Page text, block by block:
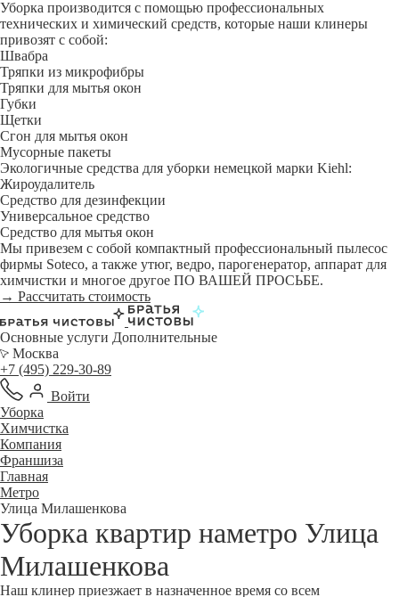
Уборка производится с помощью профессиональных
технических и химический средств, которые наши клинеры
привозят с собой:
Швабра
Тряпки из микрофибры
Тряпки для мытья окон
Губки
Щетки
Сгон для мытья окон
Мусорные пакеты
Экологичные средства для уборки немецкой марки Kiehl:
Жироудалитель
Средство для дезинфекции
Универсальное средство
Средство для мытья окон
Мы привезем с собой компактный профессиональный пылесос
фирмы Soteco, а также утюг, ведро, парогенератор, аппарат для
химчистки и многое другое ПО ВАШЕЙ ПРОСЬБЕ.
→ Рассчитать стоимость
Основные услуги Дополнительные
Москва
+7 (495) 229-30-89
Войти
Уборка
Химчистка
Компания
Франшиза
Главная
Метро
Улица Милашенкова
Уборка квартир наметро Улица
Милашенкова
Наш клинер приезжает в назначенное время со всем